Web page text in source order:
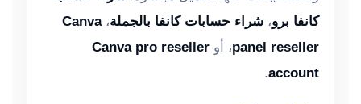
كانفا برو، شراء حسابات كانفا بالجملة،Canva
panel reseller، أو Canva pro reseller
account
.